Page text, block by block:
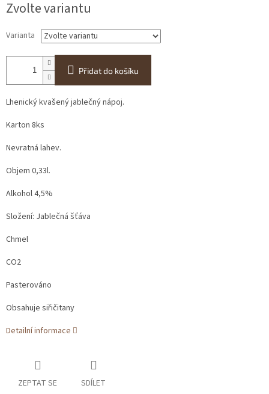
cena:
Zvolte variantu
Varianta
Přidat do košíku
Lhenický kvašený jablečný nápoj.
Karton 8ks
Nevratná lahev.
Objem 0,33l.
Alkohol 4,5%
Složení: Jablečná šťáva
Chmel
CO2
Pasterováno
Obsahuje siřičitany
Detailní informace
ZEPTAT SE SDÍLET